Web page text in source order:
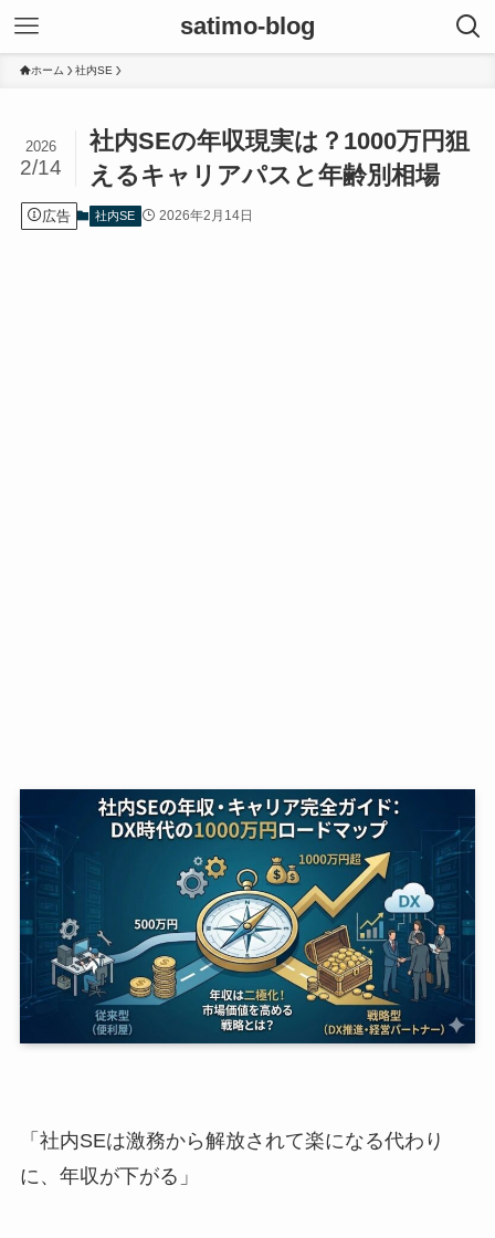
satimo-blog
ホーム 社内SE
社内SEの年収現実は？1000万円狙
えるキャリアパスと年齢別相場
2026
2/14
広告 社内SE 2026年2月14日
「社内SEは激務から解放されて楽になる代わり
に、年収が下がる」